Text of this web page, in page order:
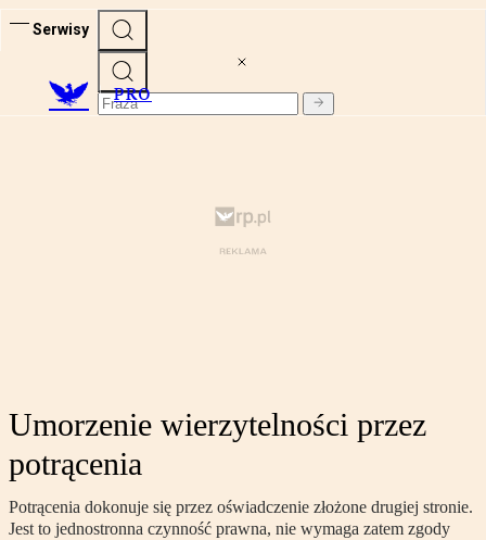
Serwisy
PRO
Umorzenie wierzytelności przez
potrącenia
Potrącenia dokonuje się przez oświadczenie złożone drugiej stronie.
Jest to jednostronna czynność prawna, nie wymaga zatem zgody